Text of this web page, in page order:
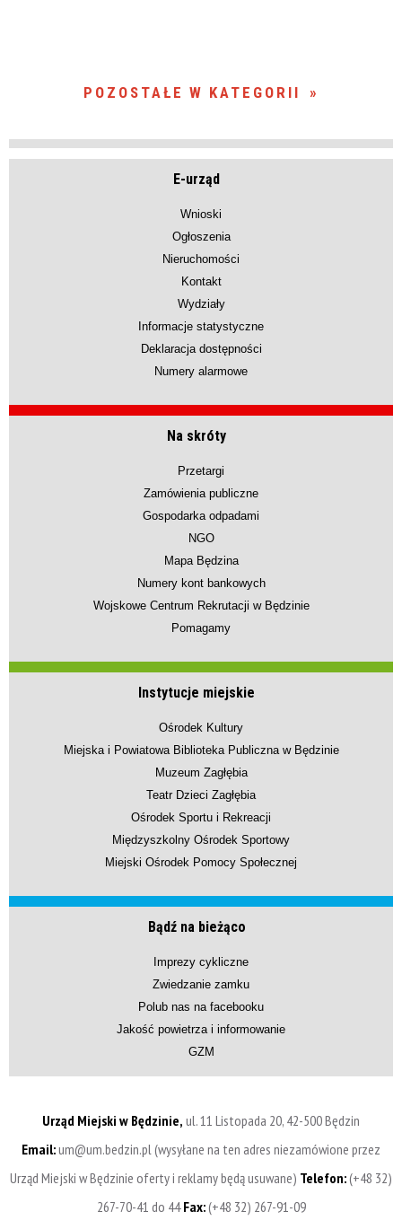
POZOSTAŁE W KATEGORII
E-urząd
Wnioski
Ogłoszenia
Nieruchomości
Kontakt
Wydziały
Informacje statystyczne
Deklaracja dostępności
Numery alarmowe
Na skróty
Przetargi
Zamówienia publiczne
Gospodarka odpadami
NGO
Mapa Będzina
Numery kont bankowych
Wojskowe Centrum Rekrutacji w Będzinie
Pomagamy
Instytucje miejskie
Ośrodek Kultury
Miejska i Powiatowa Biblioteka Publiczna w Będzinie
Muzeum Zagłębia
Teatr Dzieci Zagłębia
Ośrodek Sportu i Rekreacji
Międzyszkolny Ośrodek Sportowy
Miejski Ośrodek Pomocy Społecznej
Bądź na bieżąco
Imprezy cykliczne
Zwiedzanie zamku
Polub nas na facebooku
Jakość powietrza i informowanie
GZM
Urząd Miejski w Będzinie, ul. 11 Listopada 20, 42-500 Będzin
Email:um@um.bedzin.pl (wysyłane na ten adres niezamówione przez
Urząd Miejski w Będzinie oferty i reklamy będą usuwane) Telefon:(+48 32)
267-70-41 do 44Fax:(+48 32) 267-91-09